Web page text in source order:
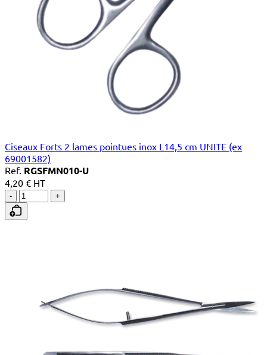
Ciseaux Forts 2 lames pointues inox L14,5 cm UNITE (ex
69001582)
Ref. RGSFMN010-U
4,20 € HT
- +